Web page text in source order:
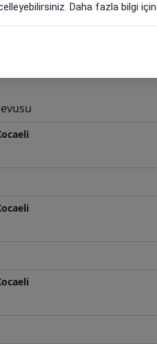
göster Daha fazla bilgi